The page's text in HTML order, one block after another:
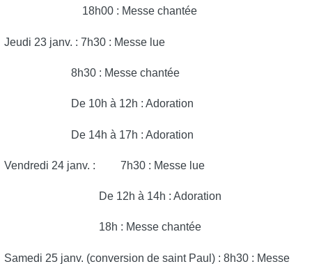
18h00 : Messe chantée
Jeudi 23 janv. : 7h30 : Messe lue
8h30 : Messe chantée
De 10h à 12h : Adoration
De 14h à 17h : Adoration
Vendredi 24 janv. : 7h30 : Messe lue
De 12h à 14h : Adoration
18h : Messe chantée
Samedi 25 janv. (conversion de saint Paul) : 8h30 : Messe